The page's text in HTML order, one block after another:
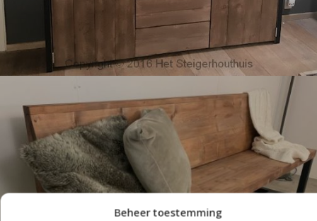
Beheer toestemming